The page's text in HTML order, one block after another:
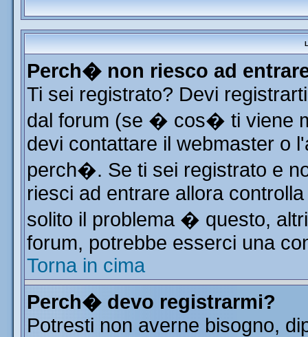
Perch� non riesco ad
Ti sei registrato? Devi
dal forum (se � cos� ti viene
devi contattare il webmaster o
perch�. Se ti sei registrato e
riesci ad entrare allora
solito il problema � questo,
forum, potrebbe esserci una
Torna in cima
Perch� devo registrarmi?
Potresti non averne bisogno,